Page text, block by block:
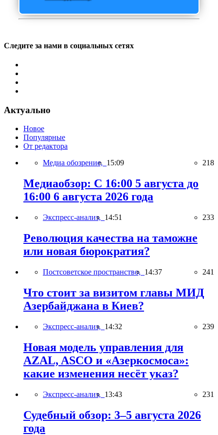
Следите за нами в социальных сетях
Актуально
Новое
Популярные
От редактора
Медиа обозрение, 15:09 218
Медиаобзор: С 16:00 5 августа до
16:00 6 августа 2026 года
Экспресс-анализ, 14:51 233
Революция качества на таможне
или новая бюрократия?
Постсоветское пространство, 14:37 241
Что стоит за визитом главы МИД
Азербайджана в Киев?
Экспресс-анализ, 14:32 239
Новая модель управления для
AZAL, ASCO и «Азеркосмоса»:
какие изменения несёт указ?
Экспресс-анализ, 13:43 231
Судебный обзор: 3–5 августа 2026
года